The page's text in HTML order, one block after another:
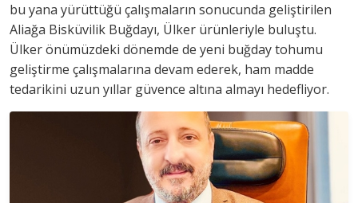
bu yana yürüttüğü çalışmaların sonucunda geliştirilen
Aliağa Bisküvilik Buğdayı, Ülker ürünleriyle buluştu.
Ülker önümüzdeki dönemde de yeni buğday tohumu
geliştirme çalışmalarına devam ederek, ham madde
tedarikini uzun yıllar güvence altına almayı hedefliyor.